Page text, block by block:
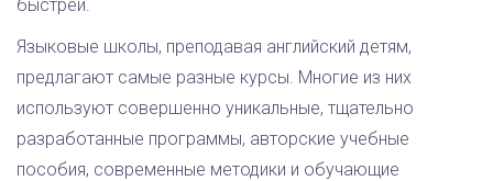
быстрей.
Языковые школы, преподавая английский детям,
предлагают самые разные курсы. Многие из них
используют совершенно уникальные, тщательно
разработанные программы, авторские учебные
пособия, современные методики и обучающие